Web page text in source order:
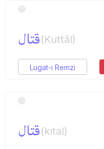
قتال(Kuttâl)
Lugat-ı Remzi
قتال(kıtal)